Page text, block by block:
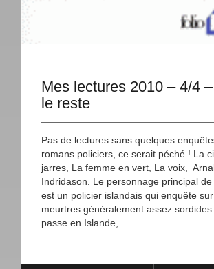
Mes lectures 2010 – 4/4
le reste
Pas de lectures sans quelques
romans policiers, ce serait péché ! La
jarres, La femme en vert, La voix,
Indridason. Le personnage principal
est un policier islandais qui enquête
meurtres généralement assez
passe en Islande,...